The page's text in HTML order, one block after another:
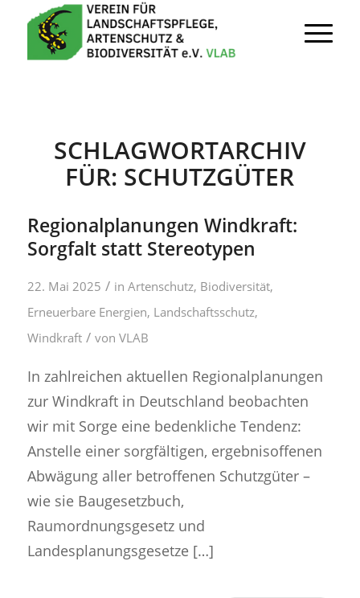
SCHLAGWORTARCHIV
FÜR: SCHUTZGÜTER
Regionalplanungen Windkraft:
Sorgfalt statt Stereotypen
22. Mai 2025 / in Artenschutz, Biodiversität,
Erneuerbare Energien, Landschaftsschutz,
Windkraft / von VLAB
In zahlreichen aktuellen Regionalplanungen
zur Windkraft in Deutschland beobachten
wir mit Sorge eine bedenkliche Tendenz:
Anstelle einer sorgfältigen, ergebnisoffenen
Abwägung aller betroffenen Schutzgüter –
wie sie Baugesetzbuch,
Raumordnungsgesetz und
Landesplanungsgesetze […]